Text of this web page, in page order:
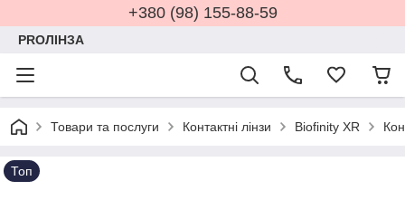
+380 (98) 155-88-59
PROЛІНЗА
Товари та послуги Контактні лінзи Biofinity XR
Топ